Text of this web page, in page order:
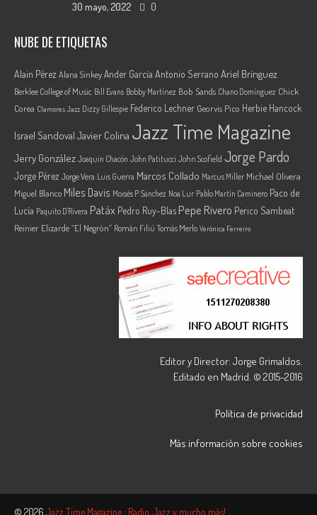
30 mayo, 2022 0
NUBE DE ETIQUETAS
Alain Pérez Alana SinkeyAnder García Antonio Serrano Ariel Brínguez
Berklee College of Music Bill Evans Bobby Martínez Bob Sands Chano Domínguez Chick
Corea Clamores Jazz Dizzy Gillespie Federico Lechner Georvis Pico Herbie Hancock
Israel Sandoval Javier Colina Jazz Time Magazine
Jerry González Joaquin Chacón John Patitucci John Scofield Jorge Pardo
Jorge Pérez Jorge Vera Luis Guerra Marcos Collado Marcus Miller Michael Olivera
Miguel Blanco Miles Davis Moisés P. Sánchez Noa Lur Pablo Martín Caminero Paco de
Lucía Paquito D'Rivera Patáx Pedro Ruy-Blas Pepe Rivero Perico Sambeat
Reinier Elizarde “El Negrón” Román Filiú Tomás Merlo Verónica Ferreiro
Editor y Director: Jorge Grimaldos.
Editado en Madrid. © 2015-2016
Política de privacidad
Más información sobre cookies
© 2026 Jazz Time Magazine : Radio, Jazz y mucho más!